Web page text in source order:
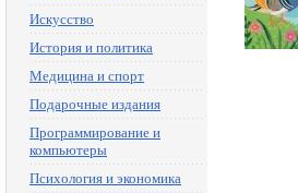
Искусство
История и политика
Медицина и спорт
Подарочные издания
Программирование и
компьютеры
Психология и экономика